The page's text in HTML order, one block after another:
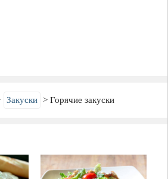
Закуски Горячие закуски